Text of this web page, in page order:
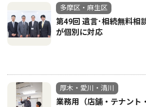
多摩区・麻生区
第49回 遺言･相続無料相
が個別に対応
厚木・愛川・清川
業務用（店舗・テナント